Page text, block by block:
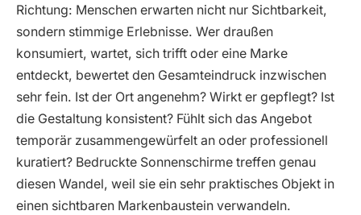
Richtung: Menschen erwarten nicht nur Sichtbarkeit,
sondern stimmige Erlebnisse. Wer draußen
konsumiert, wartet, sich trifft oder eine Marke
entdeckt, bewertet den Gesamteindruck inzwischen
sehr fein. Ist der Ort angenehm? Wirkt er gepflegt? Ist
die Gestaltung konsistent? Fühlt sich das Angebot
temporär zusammengewürfelt an oder professionell
kuratiert? Bedruckte Sonnenschirme treffen genau
diesen Wandel, weil sie ein sehr praktisches Objekt in
einen sichtbaren Markenbaustein verwandeln.